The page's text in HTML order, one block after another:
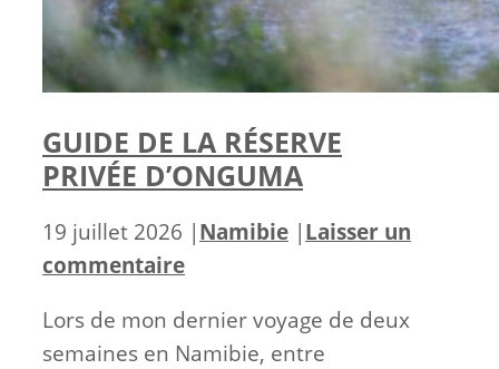
GUIDE DE LA RÉSERVE
PRIVÉE D’ONGUMA
19 juillet 2026 |Catégories
Namibie |Laisser un
commentaire
Lors de mon dernier voyage de deux
semaines en Namibie, entre